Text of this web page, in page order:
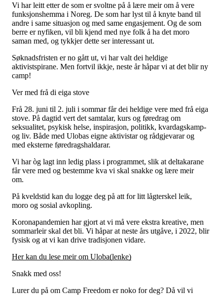
Vi har leitt etter de som er svoltne på å lære meir om å vere
funksjonshemma i Noreg. De som har lyst til å knyte band til
andre i same situasjon og med same engasjement. Og de som
berre er nyfiken, vil bli kjend med nye folk å ha det moro
saman med, og tykkjer dette ser interessant ut.
Søknadsfristen er no gått ut, vi har valt dei heldige
aktivistspirane. Men fortvil ikkje, neste år håpar vi at det blir ny
camp!
Ver med frå di eiga stove
Frå 28. juni til 2. juli i sommar får dei heldige vere med frå eiga
stove. På dagtid vert det samtalar, kurs og føredrag om
seksualitet, psykisk helse, inspirasjon, politikk, kvardagskamp-
og liv. Både med Ulobas eigne aktivistar og rådgjevarar og
med eksterne føredragshaldarar.
Vi har òg lagt inn ledig plass i programmet, slik at deltakarane
får vere med og bestemme kva vi skal snakke og lære meir
om.
På kveldstid kan du logge deg på att for litt lågterskel leik,
moro og sosial avkopling.
Koronapandemien har gjort at vi må vere ekstra kreative, men
sommarleir skal det bli. Vi håpar at neste års utgåve, i 2022, blir
fysisk og at vi kan drive tradisjonen vidare.
Her kan du lese meir om Uloba(lenke)
Snakk med oss!
Lurer du på om Camp Freedom er noko for deg? Då vil vi